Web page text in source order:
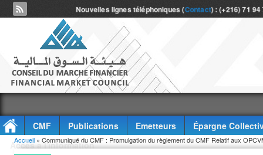
Nouvelles lignes téléphoniques (Contact) : (+216) 71
CMF Publications Emetteurs
Épargne
Accès à l'information
Vous êtes ici
Accueil » Communiqué du CMF : Promulgation du règlement du CMF Relatif aux